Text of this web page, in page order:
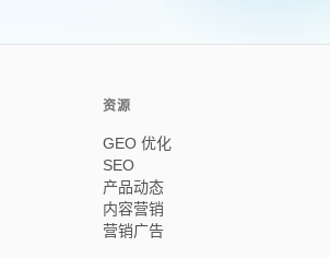
资源
GEO 优化
SEO
产品动态
内容营销
营销广告